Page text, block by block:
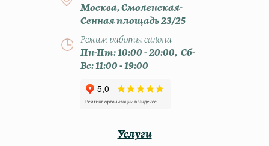
Москва, Смоленская-
Сенная площадь 23/25
Режим работы салона
Пн-Пт: 10:00 - 20:00, Сб-
Вс: 11:00 - 19:00
Услуги